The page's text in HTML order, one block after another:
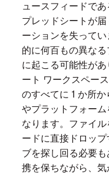
ュースフィードで
プレッドシートが
ーションを失って
的に何百もの異な
に起こる可能性が
ート ワークスペー
のすべてに 1 か所
やプラットフォー
なります。ファイ
ードに直接ドロッ
ブを探し回る必要
携を保ちながら、気